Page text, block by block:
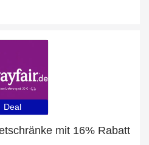
Deal
mit 16% Rabatt